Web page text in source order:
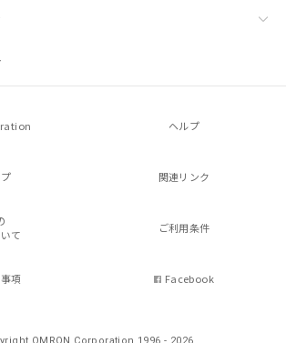
ヘルプ
関連リンク
て
ご利用条件
項 Facebook